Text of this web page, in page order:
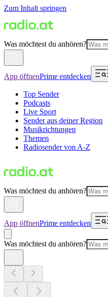
Zum Inhalt springen
Was möchtest du anhören?
App öffnenPrime entdecken
Top Sender
Podcasts
Live Sport
Sender aus deiner Region
Musikrichtungen
Themen
Radiosender von A-Z
Was möchtest du anhören?
App öffnenPrime entdecken
Was möchtest du anhören?